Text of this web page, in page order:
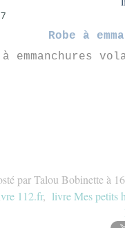
Robe à
par Talou Bobinette à
112.fr, livre Mes petits